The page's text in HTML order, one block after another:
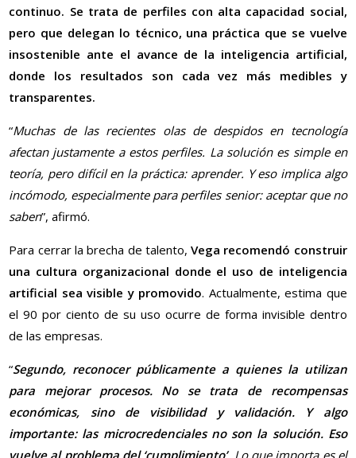
continuo. Se trata de perfiles con alta capacidad social,
pero que delegan lo técnico, una práctica que se vuelve
insostenible ante el avance de la inteligencia artificial,
donde los resultados son cada vez más medibles y
transparentes.
“Muchas de las recientes olas de despidos en tecnología
afectan justamente a estos perfiles. La solución es simple en
teoría, pero difícil en la práctica: aprender. Y eso implica algo
incómodo, especialmente para perfiles senior: aceptar que no
saben”, afirmó.
Para cerrar la brecha de talento,Vega recomendó construir
una cultura organizacional donde el uso de inteligencia
artificial sea visible y promovido. Actualmente, estima que
el 90 por ciento de su uso ocurre de forma invisible dentro
de las empresas.
“Segundo, reconocer públicamente a quienes la utilizan
para mejorar procesos. No se trata de recompensas
económicas, sino de visibilidad y validación. Y algo
importante: las microcredenciales no son la solución. Eso